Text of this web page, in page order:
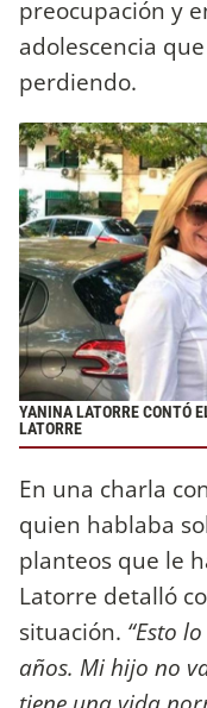
preocupación y
adolescencia
perdiendo.
YANINA LATORRE CONTÓ
LATORRE
En una charla con
quien hablaba
planteos que le
Latorre detalló
situación. “Esto
años. Mi hijo no